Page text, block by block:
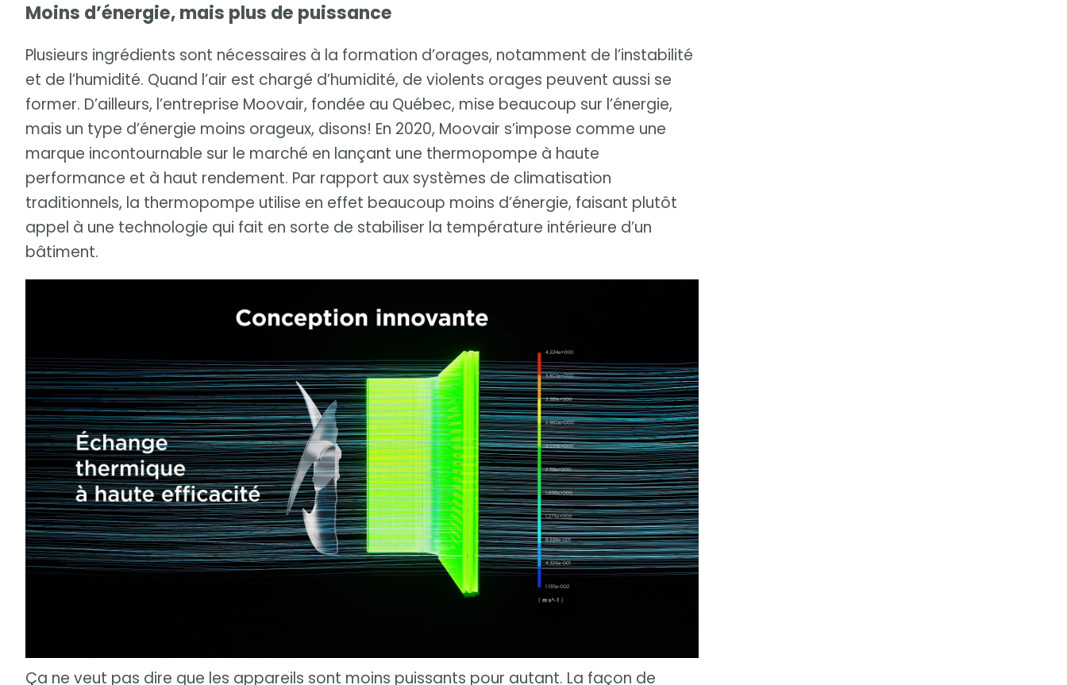
Moins d’énergie, mais plus de puissance
Plusieurs ingrédients sont nécessaires à la formation d’orages, notamment de l’instabilité
et de l’humidité. Quand l’air est chargé d’humidité, de violents orages peuvent aussi se
former. D’ailleurs, l’entreprise Moovair, fondée au Québec, mise beaucoup sur l’énergie,
mais un type d’énergie moins orageux, disons! En 2020, Moovair s’impose comme une
marque incontournable sur le marché en lançant une thermopompe à haute
performance et à haut rendement. Par rapport aux systèmes de climatisation
traditionnels, la thermopompe utilise en effet beaucoup moins d’énergie, faisant plutôt
appel à une technologie qui fait en sorte de stabiliser la température intérieure d’un
bâtiment.
Ça ne veut pas dire que les appareils sont moins puissants pour autant. La façon de